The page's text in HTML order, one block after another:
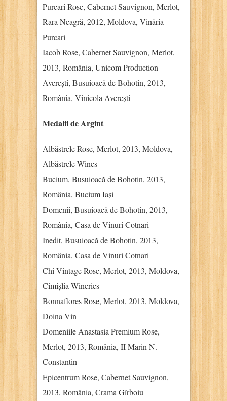
Purcari Rose, Cabernet Sauvignon, Merlot,
Rara Neagră, 2012, Moldova, Vinăria
Purcari
Iacob Rose, Cabernet Sauvignon, Merlot,
2013, România, Unicom Production
Averești, Busuioacă de Bohotin, 2013,
România, Vinicola Averești
Medalii de Argint
Albăstrele Rose, Merlot, 2013, Moldova,
Albăstrele Wines
Bucium, Busuioacă de Bohotin, 2013,
România, Bucium Iași
Domenii, Busuioacă de Bohotin, 2013,
România, Casa de Vinuri Cotnari
Inedit, Busuioacă de Bohotin, 2013,
România, Casa de Vinuri Cotnari
Chi Vintage Rose, Merlot, 2013, Moldova,
Cimișlia Wineries
Bonnaflores Rose, Merlot, 2013, Moldova,
Doina Vin
Domeniile Anastasia Premium Rose,
Merlot, 2013, România, II Marin N.
Constantin
Epicentrum Rose, Cabernet Sauvignon,
2013, România, Crama Gîrboiu